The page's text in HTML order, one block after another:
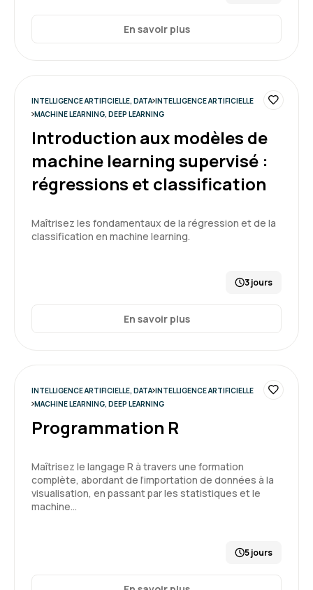
En savoir plus
INTELLIGENCE ARTIFICIELLE, DATA INTELLIGENCE ARTIFICIELLE
MACHINE LEARNING, DEEP LEARNING
Introduction aux modèles de
machine learning supervisé :
régressions et classification
Maîtrisez les fondamentaux de la régression et de la
classification en machine learning.
3 jours
En savoir plus
INTELLIGENCE ARTIFICIELLE, DATA INTELLIGENCE ARTIFICIELLE
MACHINE LEARNING, DEEP LEARNING
Programmation R
Maîtrisez le langage R à travers une formation
complète, abordant de l’importation de données à la
visualisation, en passant par les statistiques et le
machine…
5 jours